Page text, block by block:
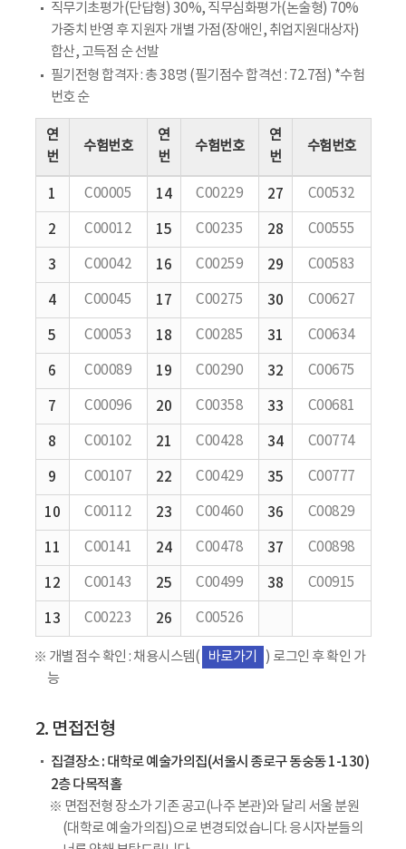
직무기초평가(단답형) 30%, 직무심화평가(논술형) 70%
가중치 반영 후 지원자 개별 가점(장애인, 취업지원대상자)
합산, 고득점 순 선발
필기전형 합격자 : 총 38명 (필기점수 합격선 : 72.7점) *수험
번호 순
연
번
수험번호
연
번
수험번호
연
번
수험번호
1 C00005 14 C00229 27 C00532
2 C00012 15 C00235 28 C00555
3 C00042 16 C00259 29 C00583
4 C00045 17 C00275 30 C00627
5 C00053 18 C00285 31 C00634
6 C00089 19 C00290 32 C00675
7 C00096 20 C00358 33 C00681
8 C00102 21 C00428 34 C00774
9 C00107 22 C00429 35 C00777
10 C00112 23 C00460 36 C00829
11 C00141 24 C00478 37 C00898
12 C00143 25 C00499 38 C00915
13 C00223 26 C00526
※ 개별 점수 확인 : 채용시스템( 바로가기
) 로그인 후 확인 가
능
2. 면접전형
집결장소 : 대학로 예술가의집(서울시 종로구 동숭동 1-130)
2층 다목적홀
※ 면접전형 장소가 기존 공고(나주 본관)와 달리 서울 분원
(대학로 예술가의집)으로 변경되었습니다. 응시자분들의